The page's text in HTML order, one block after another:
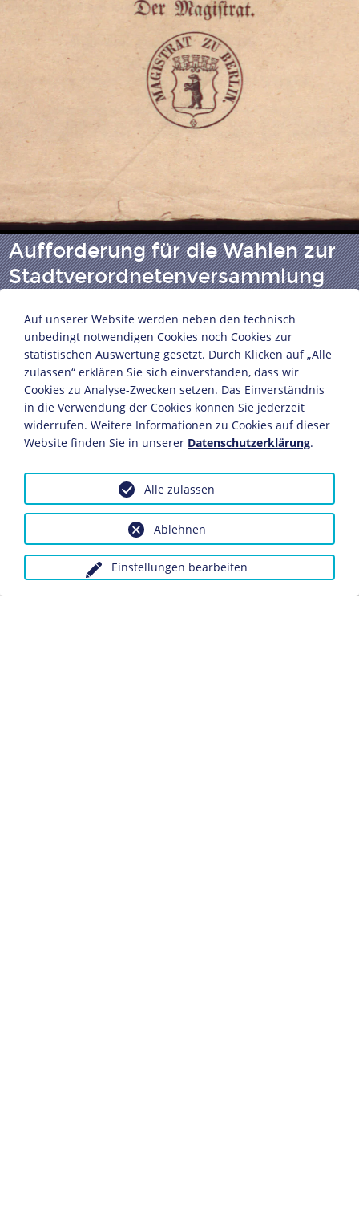
Aufforderung für die Wahlen zur
Stadtverordnetenversammlung
"Aufforderung / an / die stimmfähigen Bürger des
Zeughaus-Bezirks."
Magistrat (Berlin)
Berlin, 23. Mai 1849
Papier
Bildnachweis: Deutsches Historisches Museum,
Berlin
Inv.-Nr.: Do 56/1480.1
Dieses Objekt ist eingebunden in folgende LeMO-Seite:
Wahlen in der ersten Hälfte des 19. Jahrhunderts
Auf unserer Website werden neben den technisch
unbedingt notwendigen Cookies noch Cookies zur
statistischen Auswertung gesetzt. Durch Klicken auf „Alle
zulassen“ erklären Sie sich einverstanden, dass wir
Cookies zu Analyse-Zwecken setzen. Das Einverständnis
in die Verwendung der Cookies können Sie jederzeit
widerrufen. Weitere Informationen zu Cookies auf dieser
Website finden Sie in unserer Datenschutzerklärung.
Einstellungen bearbeiten
Ablehnen
Alle zulassen